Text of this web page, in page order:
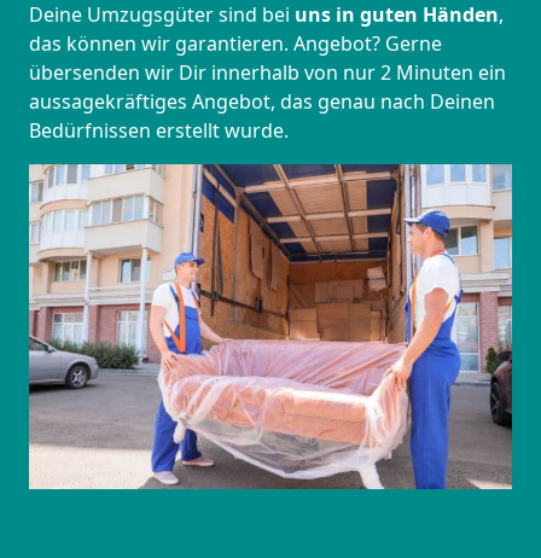
Deine Umzugsgüter sind bei uns in guten Händen,
das können wir garantieren. Angebot? Gerne
übersenden wir Dir innerhalb von nur 2 Minuten ein
aussagekräftiges Angebot, das genau nach Deinen
Bedürfnissen erstellt wurde.